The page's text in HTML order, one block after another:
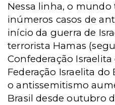
Nessa linha, o
inúmeros casos de
início da guerra de
terrorista Hamas
Confederação Israelita
Federação Israelita do
o antissemitismo
Brasil desde outubro